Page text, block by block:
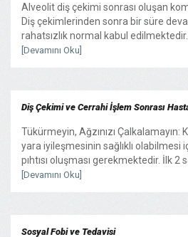
Alveolit diş çekimi sonrası oluşan
Diş çekimlerinden sonra bir süre
rahatsızlık normal kabul
[Devamını Oku]
Diş Çekimi ve Cerrahi İşlem Sonrası
Tükürmeyin, Ağzınızı Çalkalamayın:
yara iyileşmesinin sağlıklı olabilmesi
pıhtısı oluşması gerekmektedir. İlk 2
[Devamını Oku]
Sosyal Fobi ve Tedavisi